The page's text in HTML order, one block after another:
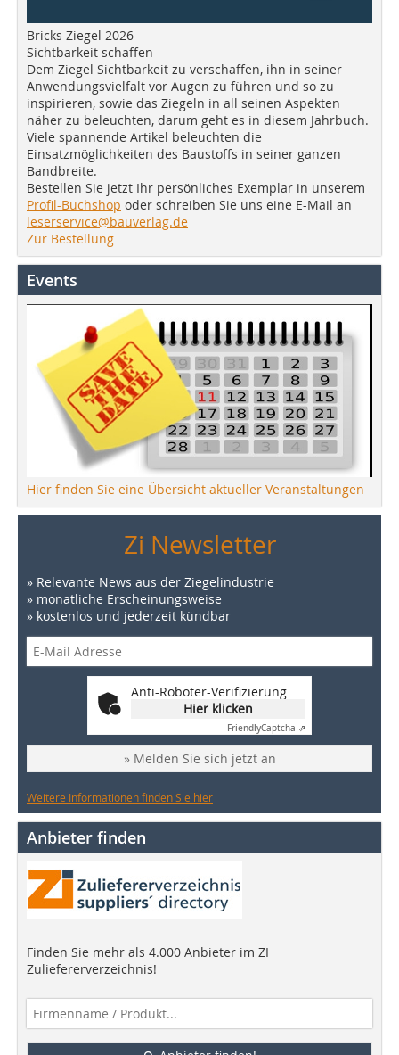
Bricks Ziegel 2026 -
Sichtbarkeit schaffen
Dem Ziegel Sichtbarkeit zu verschaffen, ihn in seiner
Anwendungsvielfalt vor Augen zu führen und so zu
inspirieren, sowie das Ziegeln in all seinen Aspekten
näher zu beleuchten, darum geht es in diesem Jahrbuch.
Viele spannende Artikel beleuchten die
Einsatzmöglichkeiten des Baustoffs in seiner ganzen
Bandbreite.
Bestellen Sie jetzt Ihr persönliches Exemplar in unserem
Profil-Buchshop oder schreiben Sie uns eine E-Mail an
leserservice@bauverlag.de
Zur Bestellung
Events
Hier finden Sie eine Übersicht aktueller Veranstaltungen
Zi Newsletter
» Relevante News aus der Ziegelindustrie
» monatliche Erscheinungsweise
» kostenlos und jederzeit kündbar
Anti-Roboter-Verifizierung
Hier klicken
FriendlyCaptcha ⇗
» Melden Sie sich jetzt an
Weitere Informationen finden Sie hier
Anbieter finden
Finden Sie mehr als 4.000 Anbieter im ZI
Zuliefererverzeichnis!